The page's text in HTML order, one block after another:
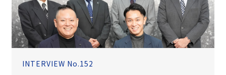
INTERVIEW No.152